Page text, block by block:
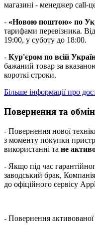
магазині - менеджер call-
- «Новою поштою» по
тарифами перевізника.
19:00, у суботу до 18:00.
- Кур'єром по всій
бажаний товар за
короткі строки.
Більше інформації про
Повернення та
- Повернення нової
з моменту покупки
використанні та не
- Якщо під час
заводський брак,
до офіційного сервісу
- Повернення